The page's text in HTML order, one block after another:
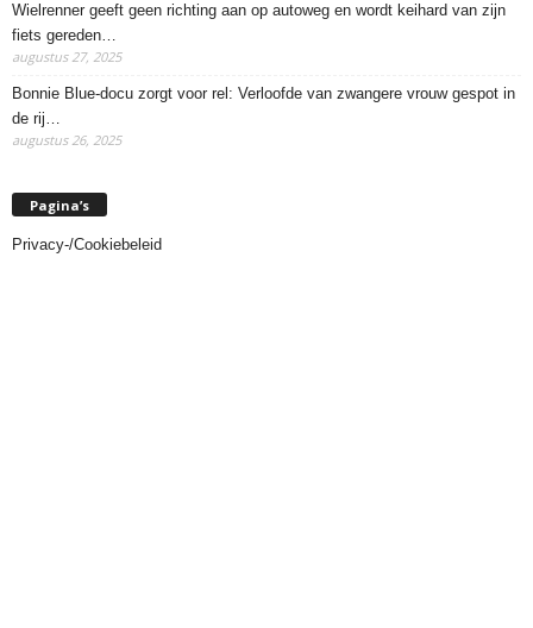
Wielrenner geeft geen richting aan op autoweg en wordt keihard van zijn
fiets gereden…
augustus 27, 2025
Bonnie Blue-docu zorgt voor rel: Verloofde van zwangere vrouw gespot in
de rij…
augustus 26, 2025
Pagina’s
Privacy-/Cookiebeleid